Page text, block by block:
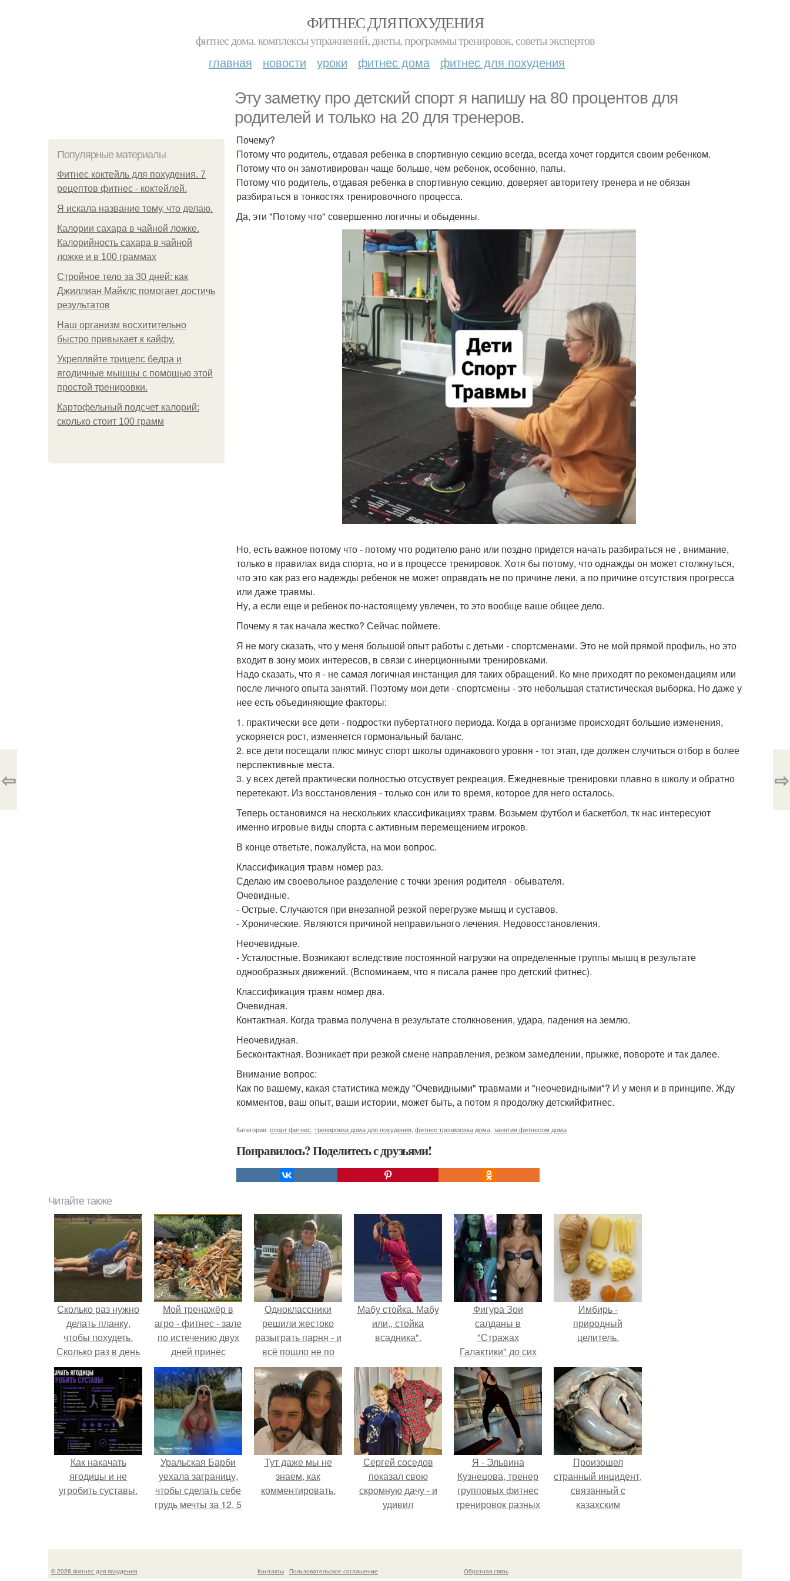
ФИТНЕС ДЛЯ ПОХУДЕНИЯ
фитнес дома. комплексы упражнений, диеты, программы тренировок, советы экспертов
главная новости уроки фитнес дома фитнес для похудения
Эту заметку про детский спорт я напишу на 80 процентов для
родителей и только на 20 для тренеров.
Популярные материалы
Фитнес коктейль для похудения. 7
рецептов фитнес - коктейлей.
Я искала название тому, что делаю.
Калории сахара в чайной ложке.
Калорийность сахара в чайной
ложке и в 100 граммах
Стройное тело за 30 дней: как
Джиллиан Майклс помогает достичь
результатов
Наш организм восхитительно
быстро привыкает к кайфу.
Укрепляйте трицепс бедра и
ягодичные мышцы с помощью этой
простой тренировки.
Картофельный подсчет калорий:
сколько стоит 100 грамм
Почему?
Потому что родитель, отдавая ребенка в спортивную секцию всегда, всегда хочет гордится своим ребенком.
Потому что он замотивирован чаще больше, чем ребенок, особенно, папы.
Потому что родитель, отдавая ребенка в спортивную секцию, доверяет авторитету тренера и не обязан
разбираться в тонкостях тренировочного процесса.
Да, эти "Потому что" совершенно логичны и обыденны.
Но, есть важное потому что - потому что родителю рано или поздно придется начать разбираться не , внимание,
только в правилах вида спорта, но и в процессе тренировок. Хотя бы потому, что однажды он может столкнуться,
что это как раз его надежды ребенок не может оправдать не по причине лени, а по причине отсутствия прогресса
или даже травмы.
Ну, а если еще и ребенок по-настоящему увлечен, то это вообще ваше общее дело.
Почему я так начала жестко? Сейчас поймете.
Я не могу сказать, что у меня большой опыт работы с детьми - спортсменами. Это не мой прямой профиль, но это
входит в зону моих интересов, в связи с инерционными тренировками.
Надо сказать, что я - не самая логичная инстанция для таких обращений. Ко мне приходят по рекомендациям или
после личного опыта занятий. Поэтому мои дети - спортсмены - это небольшая статистическая выборка. Но даже у
нее есть объединяющие факторы:
1. практически все дети - подростки пубертатного периода. Когда в организме происходят большие изменения,
ускоряется рост, изменяется гормональный баланс.
2. все дети посещали плюс минус спорт школы одинакового уровня - тот этап, где должен случиться отбор в более
перспективные места.
3. у всех детей практически полностью отсуствует рекреация. Ежедневные тренировки плавно в школу и обратно
перетекают. Из восстановления - только сон или то время, которое для него осталось.
Теперь остановимся на нескольких классификациях травм. Возьмем футбол и баскетбол, тк нас интересуют
именно игровые виды спорта с активным перемещением игроков.
В конце ответьте, пожалуйста, на мои вопрос.
Классификация травм номер раз.
Сделаю им своевольное разделение с точки зрения родителя - обывателя.
Очевидные.
- Острые. Случаются при внезапной резкой перегрузке мышц и суставов.
- Хронические. Являются причиной неправильного лечения. Недовосстановления.
Неочевидные.
- Усталостные. Возникают вследствие постоянной нагрузки на определенные группы мышц в результате
однообразных движений. (Вспоминаем, что я писала ранее про детский фитнес).
Классификация травм номер два.
Очевидная.
Контактная. Когда травма получена в результате столкновения, удара, падения на землю.
Неочевидная.
Бесконтактная. Возникает при резкой смене направления, резком замедлении, прыжке, повороте и так далее.
Внимание вопрос:
Как по вашему, какая статистика между "Очевидными" травмами и "неочевидными"? И у меня и в принципе. Жду
комментов, ваш опыт, ваши истории, может быть, а потом я продолжу детскийфитнес.
Категории: спорт фитнес тренировки дома для похудения фитнес тренировка дома занятия фитнесом дома
Понравилось? Поделитесь с друзьями!
⇦ ⇨
Читайте также
Сколько раз нужно
делать планку,
чтобы похудеть.
Сколько раз в день
делать планку —,
чтобы был
результат для
похудения
Мой тренажёр в
агро - фитнес - зале
по истечению двух
дней принёс
ощутимый
результат.
Одноклассники
решили жестоко
разыграть парня - и
всё пошло не по
плану.
Мабу стойка. Мабу
или,, стойка
всадника".
Фигура Зои
салданы в
"Стражах
Галактики" до сих
пор вызывает
восхищение.
Имбирь -
природный
целитель.
Как накачать
ягодицы и не
угробить суставы.
Уральская Барби
уехала заграницу,
чтобы сделать себе
грудь мечты за 12, 5
Тут даже мы не
знаем, как
комментировать.
Сергей соседов
показал свою
скромную дачу - и
удивил
Я - Эльвина
Кузнецова, тренер
групповых фитнес
тренировок разных
Произошел
странный инцидент,
связанный с
казахским
© 2026 Фитнес для похудения Контакты Пользовательское соглашение Обратная связь